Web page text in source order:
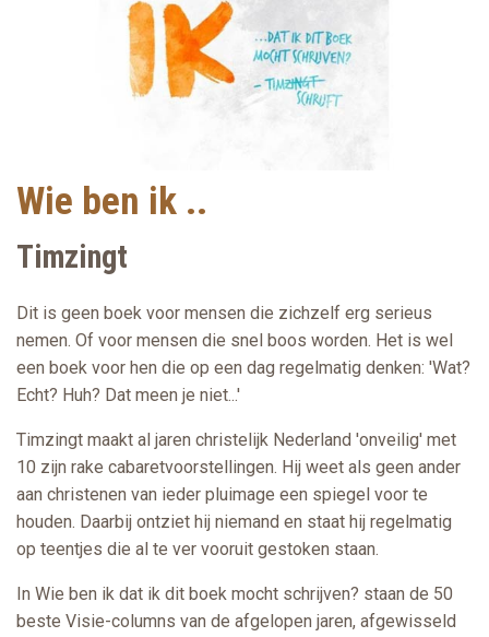
Wie ben ik ..
Timzingt
Dit is geen boek voor mensen die zichzelf erg serieus
nemen. Of voor mensen die snel boos worden. Het is wel
een boek voor hen die op een dag regelmatig denken: 'Wat?
Echt? Huh? Dat meen je niet...'
Timzingt maakt al jaren christelijk Nederland 'onveilig' met
10 zijn rake cabaretvoorstellingen. Hij weet als geen ander
aan christenen van ieder pluimage een spiegel voor te
houden. Daarbij ontziet hij niemand en staat hij regelmatig
op teentjes die al te ver vooruit gestoken staan.
In Wie ben ik dat ik dit boek mocht schrijven? staan de 50
beste Visie-columns van de afgelopen jaren, afgewisseld